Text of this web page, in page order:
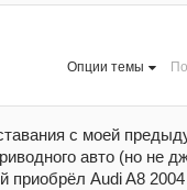
Опции темы
с моей
авто (но не
приобрёл Audi A8 2004